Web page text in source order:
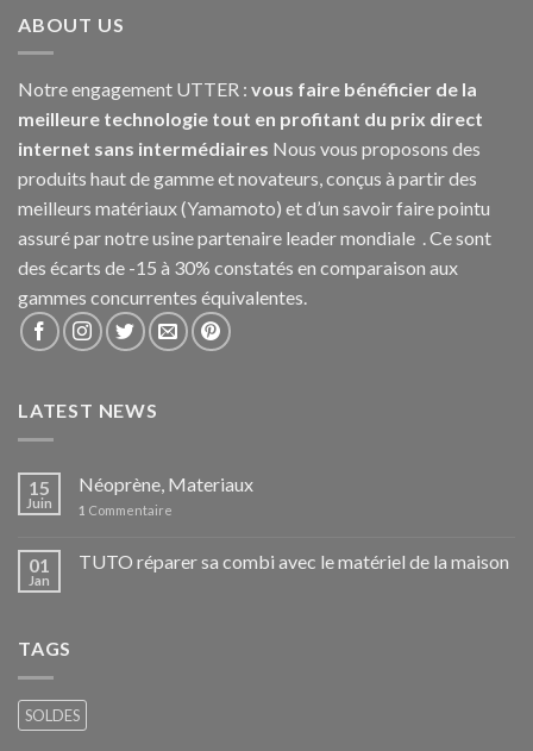
ABOUT US
Notre engagement UTTER : vous faire bénéficier de la
meilleure technologie tout en profitant du prix direct
internet sans intermédiaires Nous vous proposons des
produits haut de gamme et novateurs, conçus à partir des
meilleurs matériaux (Yamamoto) et d’un savoir faire pointu
assuré par notre usine partenaire leader mondiale . Ce sont
des écarts de -15 à 30% constatés en comparaison aux
gammes concurrentes équivalentes.
LATEST NEWS
15
Juin
Néoprène, Materiaux
1 Commentaire
01
Jan
TUTO réparer sa combi avec le matériel de la maison
TAGS
SOLDES